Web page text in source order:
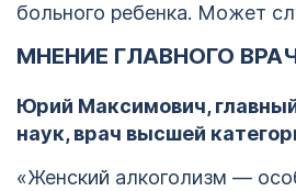
больного ребенка. Может
МНЕНИЕ ГЛАВНОГО
Юрий Максимович,
наук, врач высшей
«Женский алкоголизм —